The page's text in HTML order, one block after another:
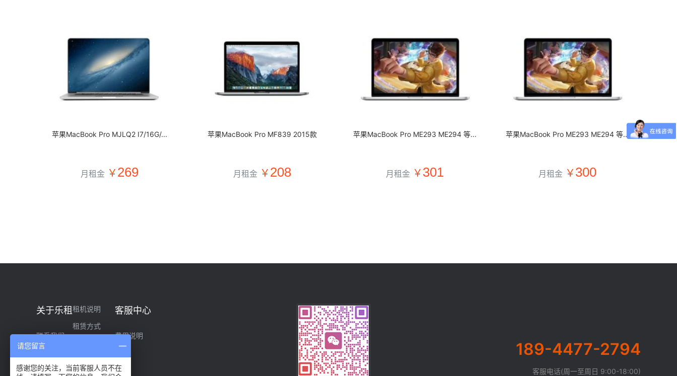
苹果MacBook Pro MJLQ2 I7/16G/...
月租金 269
苹果MacBook Pro MF839 2015款
月租金 208
苹果MacBook Pro ME293 ME294 等...
月租金 301
苹果MacBook Pro ME293 ME294 等...
月租金 300
关于乐租
联系我们
品牌故事
租机说明
租赁方式
关于标准保障
客服中心
费用说明
189-4477-2794
客服电话(周一至周日 9:00-18:00)
请您留言
感谢您的关注，当前客服人员不在